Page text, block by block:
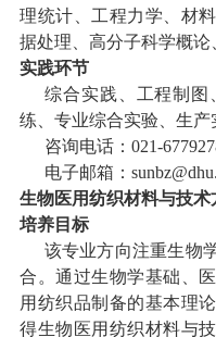
理统计、工程力学、材
据处理、高分子科学概论
实践环节
综合实践、工程制图
练、专业综合实验、生产
咨询电话： 021-
电子邮箱：
生物医用纺织材料与技术
培养目标
该专业方向注重生物
合。通过生物学基础、
用纺织品制备的基本理
得生物医用纺织材料与